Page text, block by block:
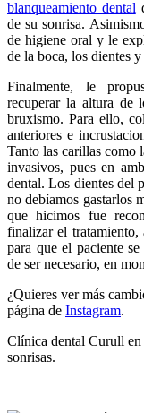
blanqueamiento dental
de su sonrisa.
de higiene oral y le
de la boca, los dientes
Finalmente, le
recuperar la altura de
bruxismo. Para ello,
anteriores e
Tanto las carillas como
invasivos, pues en
dental. Los dientes del
no debíamos gastarlos
que hicimos fue
finalizar el tratamiento,
para que el paciente
de ser necesario, en
¿Quieres ver más
página de Instagram.
Clínica dental Curull en
sonrisas.